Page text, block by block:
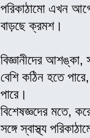
পরিকাঠামো এখন
বাড়ছে ক্রমশ।
বিজ্ঞানীদের
বেশি কঠিন হতে
পারে।
বিশেষজ্ঞদের মতে,
সঙ্গে স্বাস্থ্য